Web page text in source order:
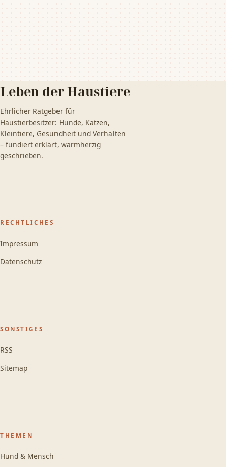
Leben der Haustiere
Ehrlicher Ratgeber für
Haustierbesitzer: Hunde, Katzen,
Kleintiere, Gesundheit und Verhalten
– fundiert erklärt, warmherzig
geschrieben.
RECHTLICHES
Impressum
Datenschutz
SONSTIGES
RSS
Sitemap
THEMEN
Hund & Mensch